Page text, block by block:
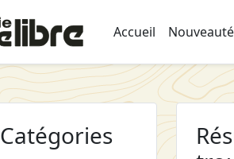
Accueil
Catégories